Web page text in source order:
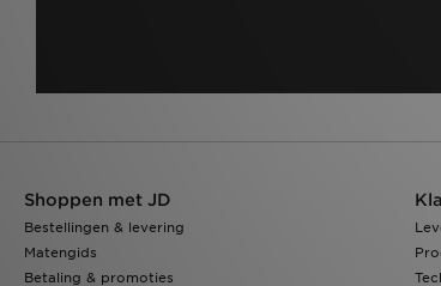
Shoppen met JD
Bestellingen & levering
Matengids
Betaling & promoties